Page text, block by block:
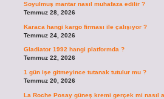
Soyulmuş mantar nasıl muhafaza edilir ?
Temmuz 28, 2026
Karaca hangi kargo firması ile çalışıyor ?
Temmuz 24, 2026
Gladiator 1992 hangi platformda ?
Temmuz 22, 2026
1 gün işe gitmeyince tutanak tutulur mu ?
Temmuz 20, 2026
La Roche Posay güneş kremi gerçek mi nasıl